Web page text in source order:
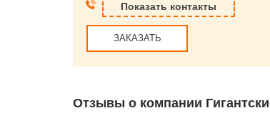
Показать контакты
ЗАКАЗАТЬ
Отзывы о компании